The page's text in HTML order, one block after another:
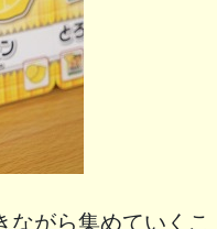
がら集めていくこ